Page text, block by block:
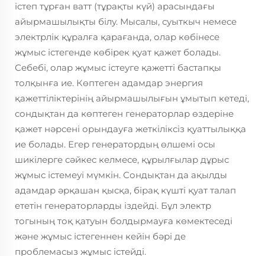
істеп тұрған ватт (тұрақты күй) арасындағы
айырмашылықты білу. Мысалы, суыткыч немесе
электрлік құралға қарағанда, олар көбінесе
жұмыс істегенде көбірек қуат қажет болады.
Себебі, олар жұмыс істеуге қажетті бастапқы
толқынға ие. Көптеген адамдар энергия
қажеттіліктерінің айырмашылығын ұмытып кетеді,
сондықтан да көптеген генераторлар өздеріне
қажет нәрсені орындауға жеткіліксіз қуаттылыққа
ие болады. Егер генератордың өлшемі осы
шикілерге сәйкес келмесе, құрылғылар дұрыс
жұмыс істемеуі мүмкін. Сондықтан да ақылды
адамдар әрқашан қысқа, бірақ күшті қуат талап
ететін генераторларды іздейді. Бұл электр
тогының тоқ қатуын болдырмауға көмектеседі
және жұмыс істегеннен кейін бәрі де
проблемасыз жұмыс істейді.